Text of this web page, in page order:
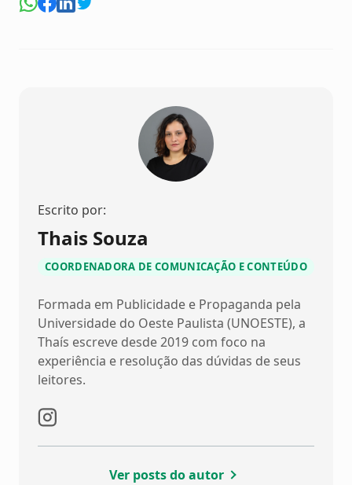
Escrito por:
Thais Souza
COORDENADORA DE COMUNICAÇÃO E CONTEÚDO
Formada em Publicidade e Propaganda pela
Universidade do Oeste Paulista (UNOESTE), a
Thaís escreve desde 2019 com foco na
experiência e resolução das dúvidas de seus
leitores.
Ver posts do autor